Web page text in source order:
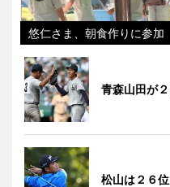
悠仁さま、朝食作りに参加
青森山田が
松山は２６